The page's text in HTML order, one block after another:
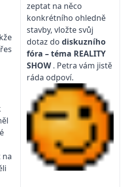
na
zeptat na něco
konkrétního ohledně
stavby, vložte svůj
dotaz do diskuzního
fóra – téma REALITY
SHOW. Petra vám jistě
ráda odpoví.